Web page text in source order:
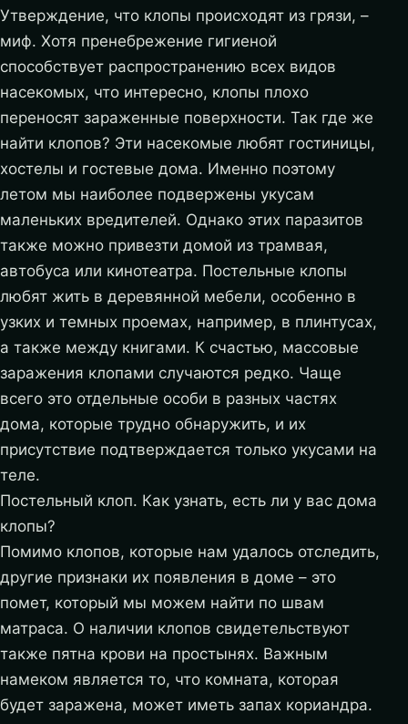
Утверждение, что клопы происходят из грязи, –
миф. Хотя пренебрежение гигиеной
способствует распространению всех видов
насекомых, что интересно, клопы плохо
переносят зараженные поверхности. Так где же
найти клопов? Эти насекомые любят гостиницы,
хостелы и гостевые дома. Именно поэтому
летом мы наиболее подвержены укусам
маленьких вредителей. Однако этих паразитов
также можно привезти домой из трамвая,
автобуса или кинотеатра. Постельные клопы
любят жить в деревянной мебели, особенно в
узких и темных проемах, например, в плинтусах,
а также между книгами. К счастью, массовые
заражения клопами случаются редко. Чаще
всего это отдельные особи в разных частях
дома, которые трудно обнаружить, и их
присутствие подтверждается только укусами на
теле.
Постельный клоп. Как узнать, есть ли у вас дома
клопы?
Помимо клопов, которые нам удалось отследить,
другие признаки их появления в доме – это
помет, который мы можем найти по швам
матраса. О наличии клопов свидетельствуют
также пятна крови на простынях. Важным
намеком является то, что комната, которая
будет заражена, может иметь запах кориандра.